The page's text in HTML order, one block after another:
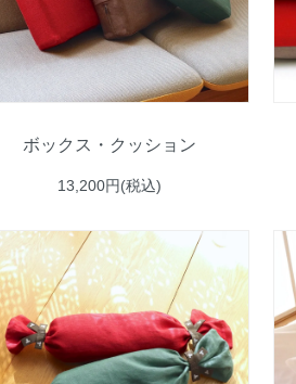
ボックス・クッション
13,200円(税込)